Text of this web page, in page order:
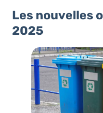
Les nouvelles
2025